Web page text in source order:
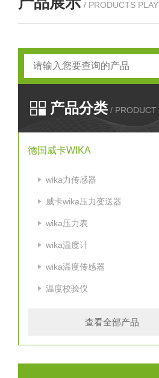
/ PRODUCTS PLAY
产品分类 / PRODUCT
德国威卡WIKA
wika力传感器
威卡wika压力变送器
wika压力表
wika温度计
wika温度传感器
温度校验仪
查看全部产品